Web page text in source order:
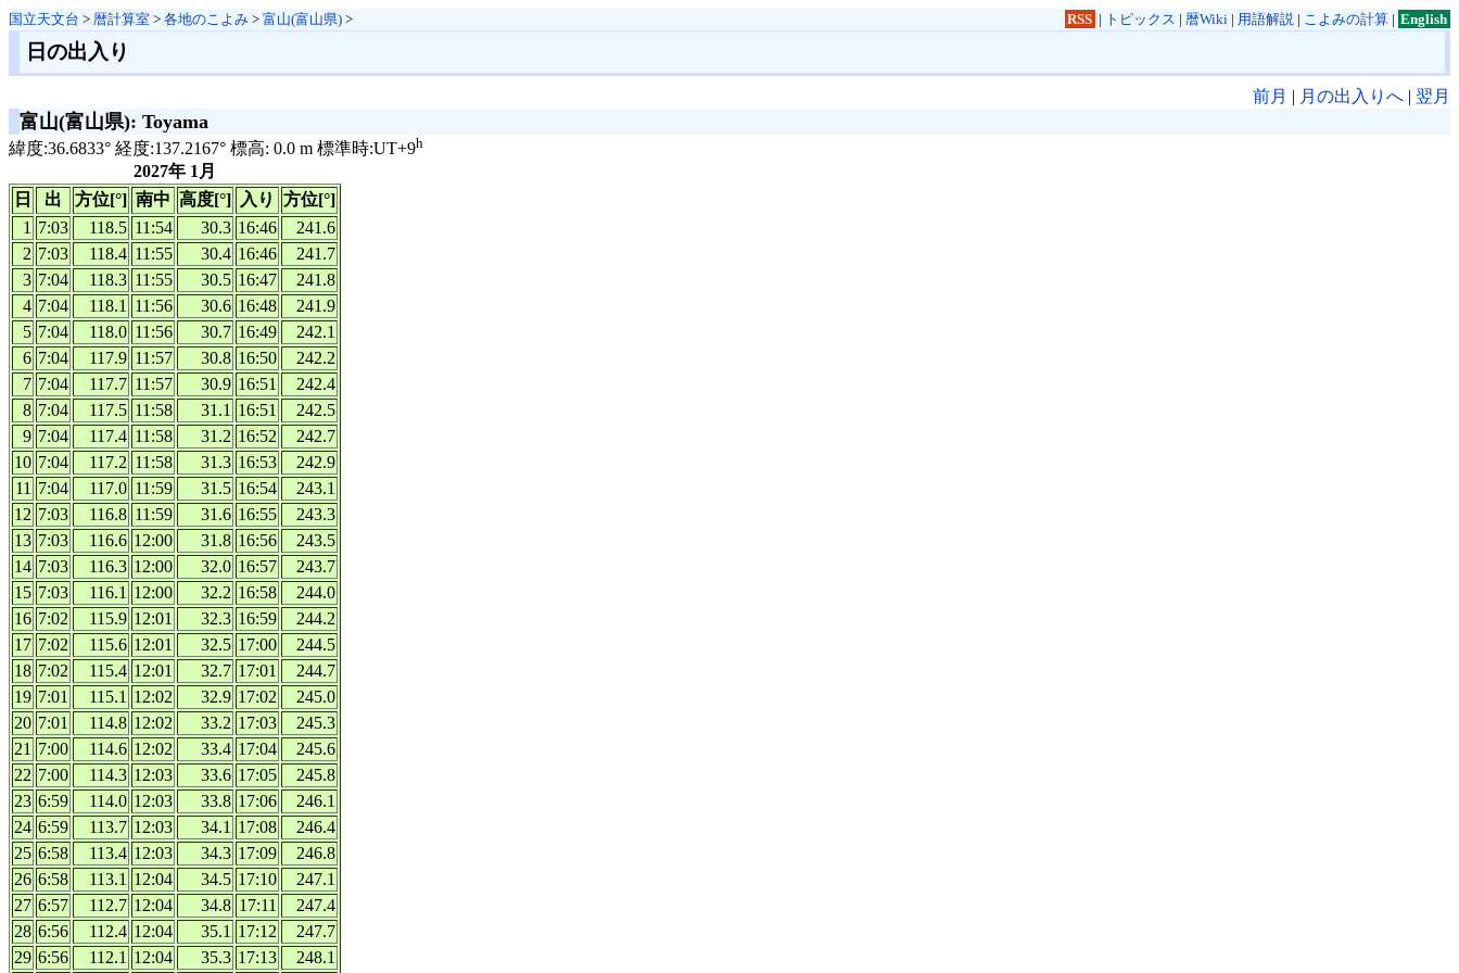
国立天文台 > 暦計算室 > 各地のこよみ > 富山(富山県) > RSS | トピックス | 暦Wiki| 用語解説| こよみの計算| English
日の出入り
前月 | 月の出入りへ | 翌月
富山(富山県): Toyama
緯度:36.6833° 経度:137.2167° 標高: 0.0 m 標準時:UT+9h
2027年 1月
日
出 方位[°] 南中 高度[°] 入り
方位[°]
1 7:03 118.5 11:54 30.3 16:46
241.6
2 7:03 118.4 11:55 30.4 16:46
241.7
3 7:04 118.3 11:55 30.5 16:47
241.8
4 7:04 118.1 11:56 30.6 16:48
241.9
5 7:04 118.0 11:56 30.7 16:49
242.1
6 7:04 117.9 11:57 30.8 16:50
242.2
7 7:04 117.7 11:57 30.9 16:51
242.4
8 7:04 117.5 11:58 31.1 16:51
242.5
9 7:04 117.4 11:58 31.2 16:52
242.7
10 7:04 117.2 11:58 31.3 16:53
242.9
11 7:04 117.0 11:59 31.5 16:54
243.1
12 7:03 116.8 11:59 31.6 16:55
243.3
13 7:03 116.6 12:00 31.8 16:56
243.5
14 7:03 116.3 12:00 32.0 16:57
243.7
15 7:03 116.1 12:00 32.2 16:58
244.0
16 7:02 115.9 12:01 32.3 16:59
244.2
17 7:02 115.6 12:01 32.5 17:00
244.5
18 7:02 115.4 12:01 32.7 17:01
244.7
19 7:01 115.1 12:02 32.9 17:02
245.0
20 7:01 114.8 12:02 33.2 17:03
245.3
21 7:00 114.6 12:02 33.4 17:04
245.6
22 7:00 114.3 12:03 33.6 17:05
245.8
23 6:59 114.0 12:03 33.8 17:06
246.1
24 6:59 113.7 12:03 34.1 17:08
246.4
25 6:58 113.4 12:03 34.3 17:09
246.8
26 6:58 113.1 12:04 34.5 17:10
247.1
27 6:57 112.7 12:04 34.8 17:11
247.4
28 6:56 112.4 12:04 35.1 17:12
247.7
29 6:56 112.1 12:04 35.3 17:13 248.1